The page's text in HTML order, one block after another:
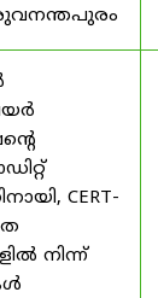
CERT-
നിന്ന്